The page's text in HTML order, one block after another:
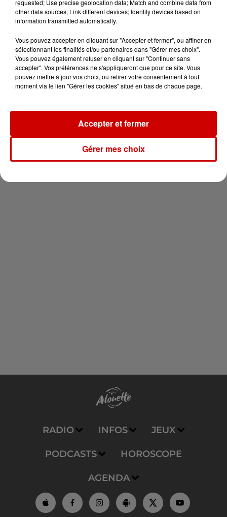
Le Duel - Gagnez votre balade
en jet ski !
Newsletter
RADIO INFOS JEUX
PODCASTS HOROSCOPE
AGENDA
requested; Use precise geolocation data; Match and combine data from
other data sources; Link different devices; Identify devices based on
information transmitted automatically.
Vous pouvez accepter en cliquant sur "Accepter et fermer", ou affiner en
sélectionnant les finalités et/ou partenaires dans "Gérer mes choix".
Vous pouvez également refuser en cliquant sur "Continuer sans
accepter". Vos préférences ne s'appliqueront que pour ce site. Vous
pouvez mettre à jour vos choix, ou retirer votre consentement à tout
moment via le lien "Gérer les cookies" situé en bas de chaque page.
Gérer mes choix
Accepter et fermer